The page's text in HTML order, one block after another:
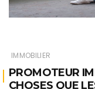
IMMOBILIER
PROMOTEUR
CHOSES QUE